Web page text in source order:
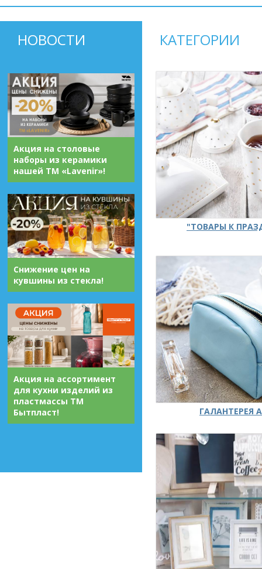
НОВОСТИ
Акция на столовые
наборы из керамики
нашей ТМ «Lavenir»!
Снижение цен на
кувшины из стекла!
Акция на ассортимент
для кухни изделий из
пластмассы ТМ
Бытпласт!
КАТЕГОРИИ
"ТОВАРЫ К
ГАЛАНТЕРЕЯ